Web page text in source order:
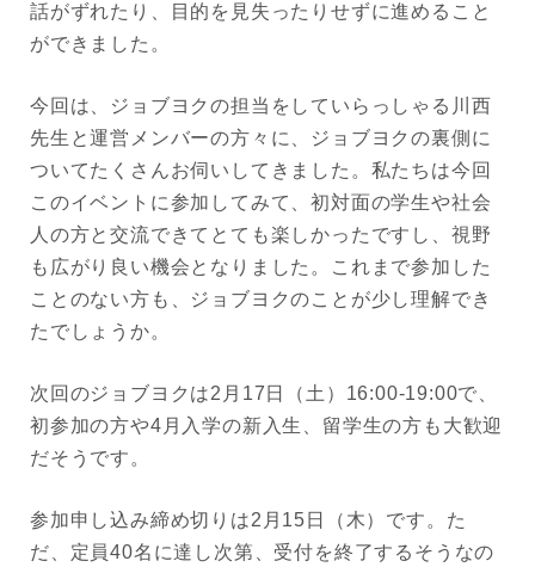
話がずれたり、目的を見失ったりせずに進めること
ができました。
今回は、ジョブヨクの担当をしていらっしゃる川西
先生と運営メンバーの方々に、ジョブヨクの裏側に
ついてたくさんお伺いしてきました。私たちは今回
このイベントに参加してみて、初対面の学生や社会
人の方と交流できてとても楽しかったですし、視野
も広がり良い機会となりました。これまで参加した
ことのない方も、ジョブヨクのことが少し理解でき
たでしょうか。
次回のジョブヨクは2月17日（土）16:00-19:00で、
初参加の方や4月入学の新入生、留学生の方も大歓迎
だそうです。
参加申し込み締め切りは2月15日（木）です。た
だ、定員40名に達し次第、受付を終了するそうなの